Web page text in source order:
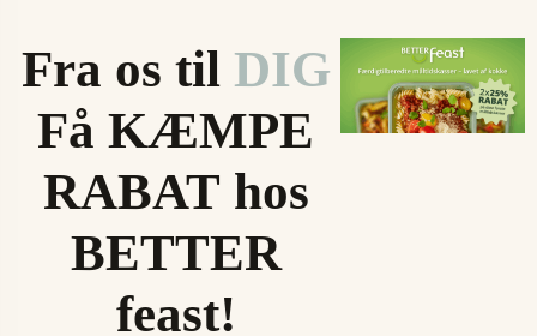
Fra os til DIG
Få KÆMPE
RABAT hos
BETTER
feast!